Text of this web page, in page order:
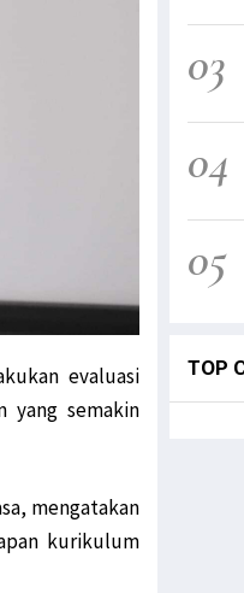
evaluasi
yang semakin
mengatakan
kurikulum
03
04
05
TOP